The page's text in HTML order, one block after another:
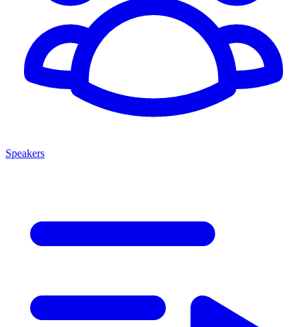
Speakers